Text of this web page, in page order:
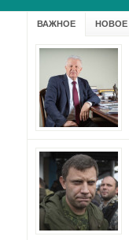
ВАЖНОЕ НОВОЕ